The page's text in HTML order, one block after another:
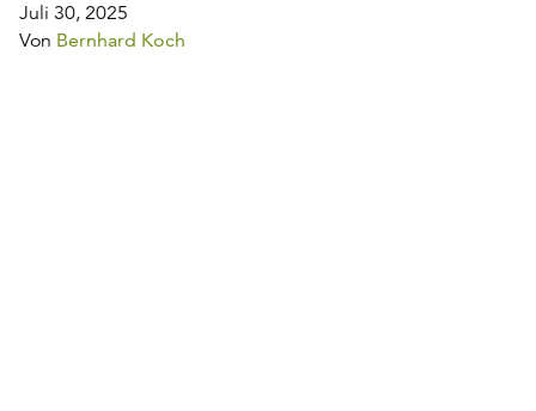
Juli 30, 2025
Von Bernhard Koch